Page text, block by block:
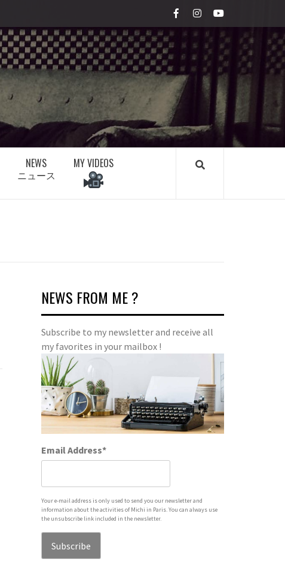
FacebookInstagram
youtube
NEWS
ニュース
MY VIDEOS
NEWS FROM ME ?
Subscribe to my newsletter and receive all
my favorites in your mailbox !
Email Address*
Your e-mail address is only used to send you our newsletter and
information about the activities of Michi in Paris. You can always use
the unsubscribe link included in the newsletter.